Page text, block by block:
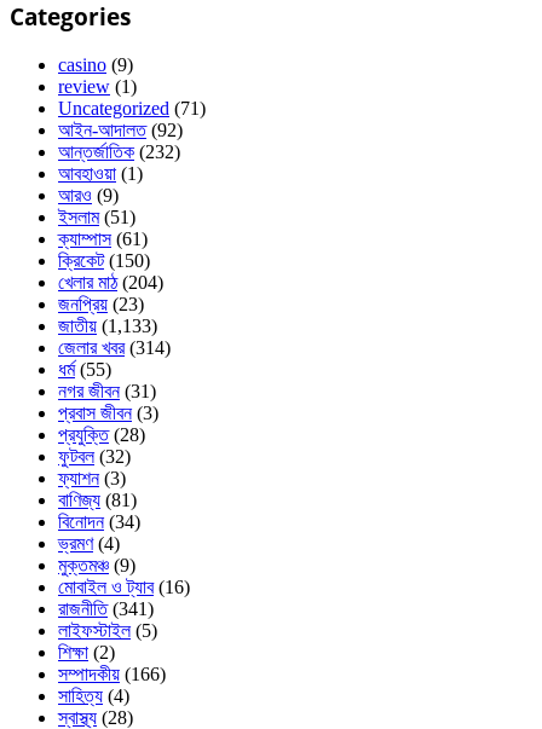
Categories
casino (9)
review (1)
Uncategorized (71)
আইন-আদালত(92)
আন্তর্জাতিক (232)
আবহাওয়া (1)
আরও (9)
ইসলাম(51)
ক্যাম্পাস(61)
ক্রিকেট(150)
খেলার মাঠ(204)
জনপ্রিয় (23)
জাতীয় (1,133)
জেলার খবর(314)
ধর্ম(55)
নগর জীবন(31)
প্রবাস জীবন(3)
প্রযুক্তি(28)
ফুটবল(32)
ফ্যাশন(3)
বাণিজ্য (81)
বিনোদন(34)
ভ্রমণ(4)
মুক্তমঞ্চ (9)
মোবাইল ও ট্যাব(16)
রাজনীতি(341)
লাইফস্টাইল(5)
শিক্ষা (2)
সম্পাদকীয় (166)
সাহিত্য (4)
স্বাস্থ্য (28)